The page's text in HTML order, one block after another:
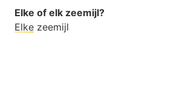
Elke of elk zeemijl?
Elke zeemijl